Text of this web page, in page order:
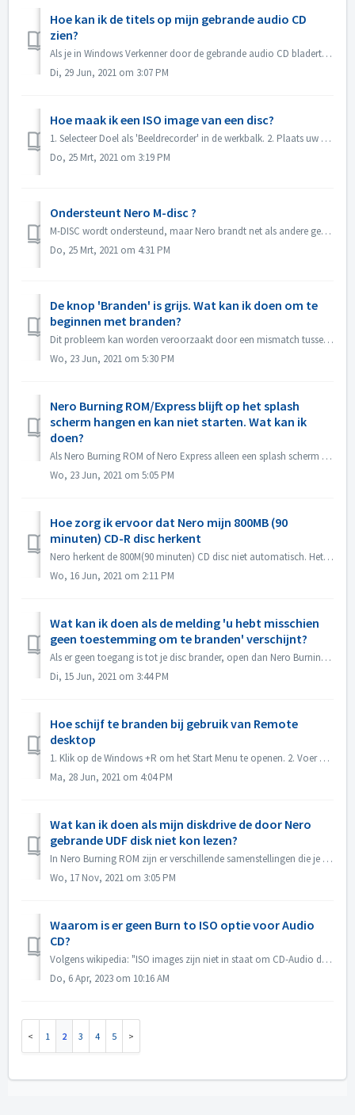
Hoe kan ik de titels op mijn gebrande audio CD
zien?
Als je in Windows Verkenner door de gebrande audio CD bladert, zie je track 01, track 02. Dit is zoals verwacht: Als je het afspeelt met een muziekspeler, ...
Di, 29 Jun, 2021 om 3:07 PM
Hoe maak ik een ISO image van een disc?
1. Selecteer Doel als 'Beeldrecorder' in de werkbalk. 2. Plaats uw bronschijf in de drive. Klik op Kopiëren in de werkbalk. 3. Klik op Kopiëren n...
Do, 25 Mrt, 2021 om 3:19 PM
Ondersteunt Nero M-disc ?
M-DISC wordt ondersteund, maar Nero brandt net als andere gewone schijven. Er is geen speciale behandeling voor.
Do, 25 Mrt, 2021 om 4:31 PM
De knop 'Branden' is grijs. Wat kan ik doen om te
beginnen met branden?
Dit probleem kan worden veroorzaakt door een mismatch tussen het projectbestand en uw projecttype. Probeer andere projecttypes om te zien of er een probleem...
Wo, 23 Jun, 2021 om 5:30 PM
Nero Burning ROM/Express blijft op het splash
scherm hangen en kan niet starten. Wat kan ik
doen?
Als Nero Burning ROM of Nero Express alleen een splash scherm laat zien maar geen applicatie venster, controleer dan of er een disc drive niet werkt op je c...
Wo, 23 Jun, 2021 om 5:05 PM
Hoe zorg ik ervoor dat Nero mijn 800MB (90
minuten) CD-R disc herkent
Nero herkent de 800M(90 minuten) CD disc niet automatisch. Het wordt nu nog steeds gedetecteerd als 700M(80minuten). Als je een volledige disk wilt branden...
Wo, 16 Jun, 2021 om 2:11 PM
Wat kan ik doen als de melding 'u hebt misschien
geen toestemming om te branden' verschijnt?
Als er geen toegang is tot je disc brander, open dan Nero Burning ROM of Nero Express, de foutmelding verschijnt. Hoe dit op te lossen: Onder de admin...
Di, 15 Jun, 2021 om 3:44 PM
Hoe schijf te branden bij gebruik van Remote
desktop
1. Klik op de Windows +R om het Start Menu te openen. 2. Voer gpedit.msc in het zoekvak in en druk op de [Enter] toets van uw toetsenbord. Dit zal de Edito...
Ma, 28 Jun, 2021 om 4:04 PM
Wat kan ik doen als mijn diskdrive de door Nero
gebrande UDF disk niet kon lezen?
In Nero Burning ROM zijn er verschillende samenstellingen die je kunt kiezen. Als je een UDF schijf hebt gebrand, maar de compatibiliteit van je schijfsta...
Wo, 17 Nov, 2021 om 3:05 PM
Waarom is er geen Burn to ISO optie voor Audio
CD?
Volgens wikipedia: "ISO images zijn niet in staat om CD-Audio discs op te slaan en na te maken, vanwege het feit dat CD-Audio discs geen computer best...
Do, 6 Apr, 2023 om 10:16 AM
1 2 3 4 5